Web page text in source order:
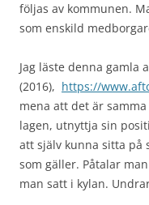
följas av kommunen.
som enskild
Jag läste denna gamla
(2016), https://
mena att det är
lagen, utnyttja sin
att själv kunna sitta på
som gäller. Påtalar
man satt i kylan.